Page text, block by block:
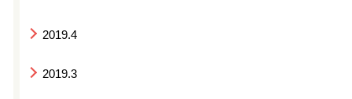
2019.4
2019.3